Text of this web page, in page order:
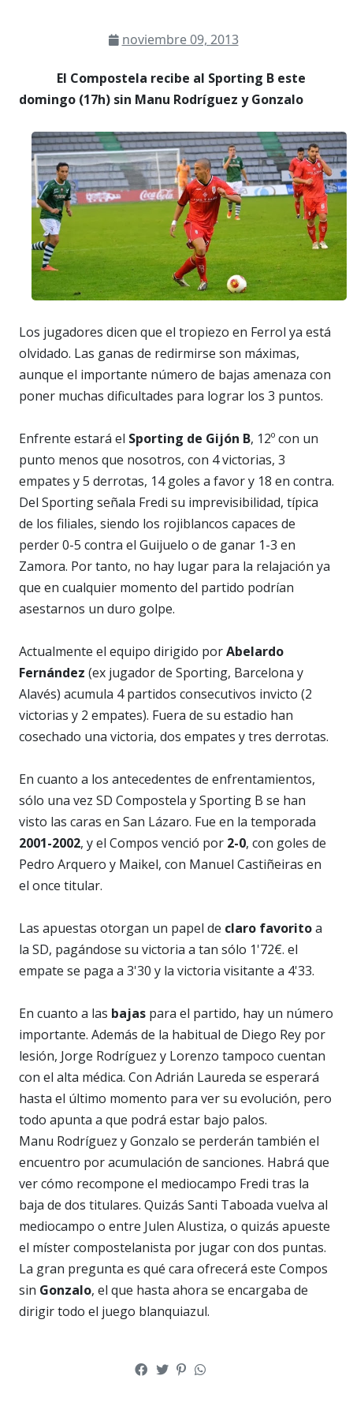
noviembre 09, 2013
El Compostela recibe al Sporting B este
domingo (17h) sin Manu Rodríguez y Gonzalo
Los jugadores dicen que el tropiezo en Ferrol ya está
olvidado. Las ganas de redirmirse son máximas,
aunque el importante número de bajas amenaza con
poner muchas dificultades para lograr los 3 puntos.
Enfrente estará el Sporting de Gijón B, 12º con un
punto menos que nosotros, con 4 victorias, 3
empates y 5 derrotas, 14 goles a favor y 18 en contra.
Del Sporting señala Fredi su imprevisibilidad, típica
de los filiales, siendo los rojiblancos capaces de
perder 0-5 contra el Guijuelo o de ganar 1-3 en
Zamora. Por tanto, no hay lugar para la relajación ya
que en cualquier momento del partido podrían
asestarnos un duro golpe.
Actualmente el equipo dirigido porAbelardo
Fernández (ex jugador de Sporting, Barcelona y
Alavés) acumula 4 partidos consecutivos invicto (2
victorias y 2 empates). Fuera de su estadio han
cosechado una victoria, dos empates y tres derrotas.
En cuanto a los antecedentes de enfrentamientos,
sólo una vez SD Compostela y Sporting B se han
visto las caras en San Lázaro. Fue en la temporada
2001-2002, y el Compos venció por 2-0, con goles de
Pedro Arquero y Maikel, con Manuel Castiñeiras en
el once titular.
Las apuestas otorgan un papel de claro favoritoa
la SD, pagándose su victoria a tan sólo 1'72€. el
empate se paga a 3'30 y la victoria visitante a 4'33.
En cuanto a las bajas para el partido, hay un número
importante. Además de la habitual de Diego Rey por
lesión, Jorge Rodríguez y Lorenzo tampoco cuentan
con el alta médica. Con Adrián Laureda se esperará
hasta el último momento para ver su evolución, pero
todo apunta a que podrá estar bajo palos.
Manu Rodríguez y Gonzalo se perderán también el
encuentro por acumulación de sanciones. Habrá que
ver cómo recompone el mediocampo Fredi tras la
baja de dos titulares. Quizás Santi Taboada vuelva al
mediocampo o entre Julen Alustiza, o quizás apueste
el míster compostelanista por jugar con dos puntas.
La gran pregunta es qué cara ofrecerá este Compos
sin Gonzalo, el que hasta ahora se encargaba de
dirigir todo el juego blanquiazul.